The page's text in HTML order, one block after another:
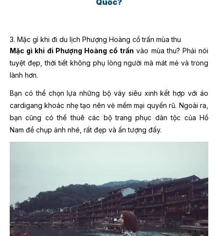
Quốc?
3. Mặc gì khi đi du lịch Phượng Hoàng cổ trấn mùa thu
Mặc gì khi đi Phượng Hoàng cổ trấn vào mùa thu? Phải nói
tuyệt đẹp, thời tiết không phụ lòng người mà mát mẻ và trong
lành hơn.
Bạn có thể chọn lựa những bộ váy siêu xinh kết hợp với áo
cardigang khoác nhẹ tạo nên vẻ mềm mại quyến rũ. Ngoài ra,
bạn cũng có thể thuê các bộ trang phục dân tộc của Hồ
Nam để chụp ảnh nhé, rất đẹp và ấn tượng đấy.